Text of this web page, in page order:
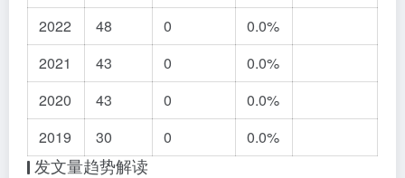
2022
48 0
0.0%
2021
43 0
0.0%
2020
43 0
0.0%
2019
30 0 0.0%
发文量趋势解读